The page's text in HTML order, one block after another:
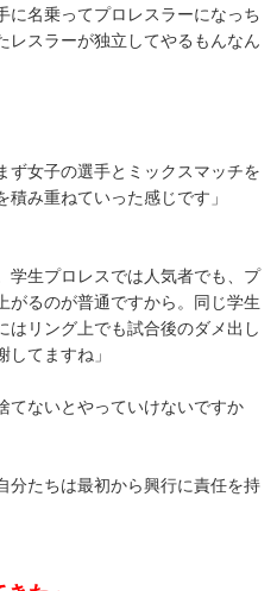
に名乗ってプロレスラーになっち
レスラーが独立してやるもんなん
ず女子の選手とミックスマッチを
み重ねていった感じです」
学生プロレスでは人気者でも、プ
がるのが普通ですから。同じ学生
はリング上でも試合後のダメ出し
てますね」
てないとやっていけないですか
分たちは最初から興行に責任を持